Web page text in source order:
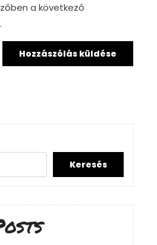
a következő
Keresés